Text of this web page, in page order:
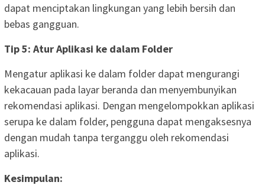
dapat menciptakan lingkungan yang lebih bersih dan
bebas gangguan.
Tip 5: Atur Aplikasi ke dalam Folder
Mengatur aplikasi ke dalam folder dapat mengurangi
kekacauan pada layar beranda dan menyembunyikan
rekomendasi aplikasi. Dengan mengelompokkan aplikasi
serupa ke dalam folder, pengguna dapat mengaksesnya
dengan mudah tanpa terganggu oleh rekomendasi
aplikasi.
Kesimpulan: